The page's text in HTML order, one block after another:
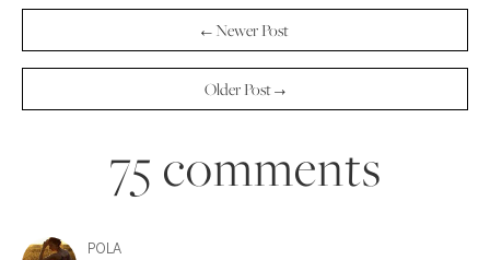
← Newer Post
Older Post →
75 comments
POLA